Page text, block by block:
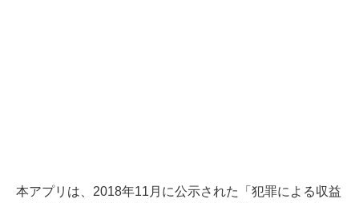
本アプリは、2018年11月に公示された「犯罪による収益